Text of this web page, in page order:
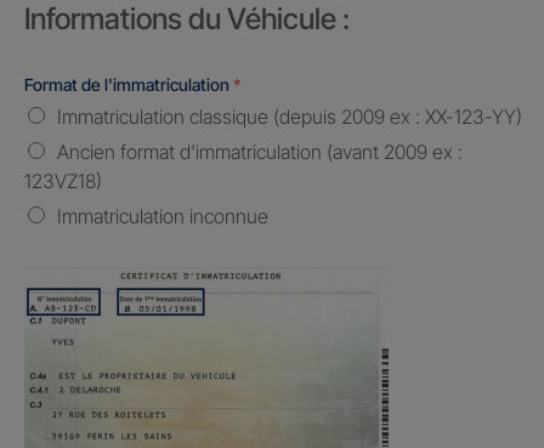
Informations du Véhicule :
Format de l'immatriculation *
Immatriculation classique (depuis 2009 ex : XX-123-YY)
Ancien format d'immatriculation (avant 2009 ex :
123VZ18)
Immatriculation inconnue